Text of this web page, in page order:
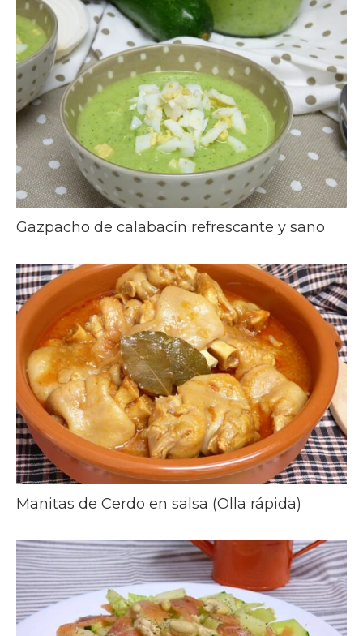
Gazpacho de calabacín refrescante y sano
Manitas de Cerdo en salsa (Olla rápida)